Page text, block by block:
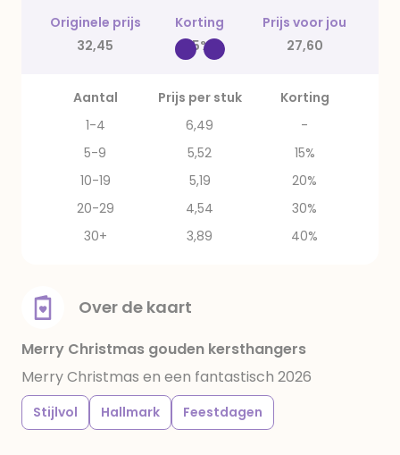
Originele prijs Korting
Prijs voor jou
32,45
15% 27,60
Aantal Prijs per stuk
Korting
1-4
6,49
-
5-9
5,52
15%
10-19
5,19
20%
20-29
4,54
30%
30+
3,89 40%
Over de kaart
Merry Christmas gouden kersthangers
Merry Christmas en een fantastisch 2026
Stijlvol Hallmark Feestdagen